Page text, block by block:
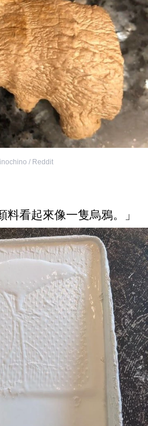
/ Reddit
料看起來像一隻烏鴉。」